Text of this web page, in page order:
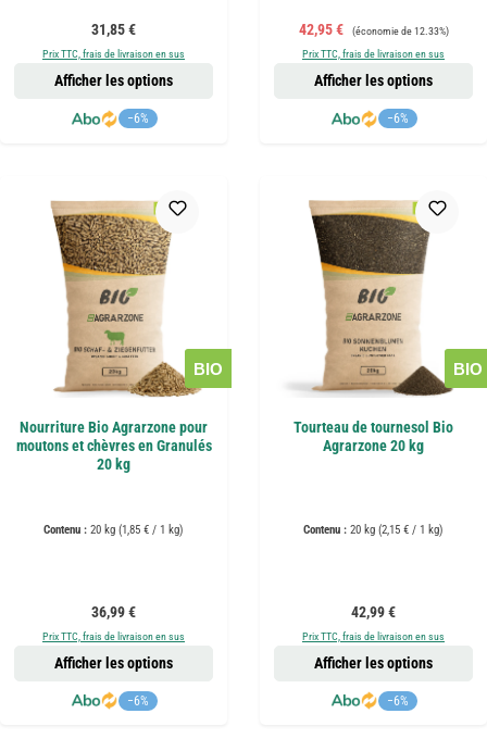
Prix régulier :
31,85 €
Prix TTC, frais de livraison en sus
−6%
Afficher les options
Prix de vente :
42,95 € Prix régulier :
(économie de 12.33%)
Prix TTC, frais de livraison en sus
−6%
Afficher les options
BIO
Nourriture Bio Agrarzone pour
moutons et chèvres en Granulés
20 kg
Contenu : 20 kg (1,85 € / 1 kg)
Prix régulier :
36,99 €
Prix TTC, frais de livraison en sus
−6%
Afficher les options
BIO
Tourteau de tournesol Bio
Agrarzone 20 kg
Contenu : 20 kg (2,15 € / 1 kg)
Prix régulier :
42,99 €
Prix TTC, frais de livraison en sus
−6%
Afficher les options